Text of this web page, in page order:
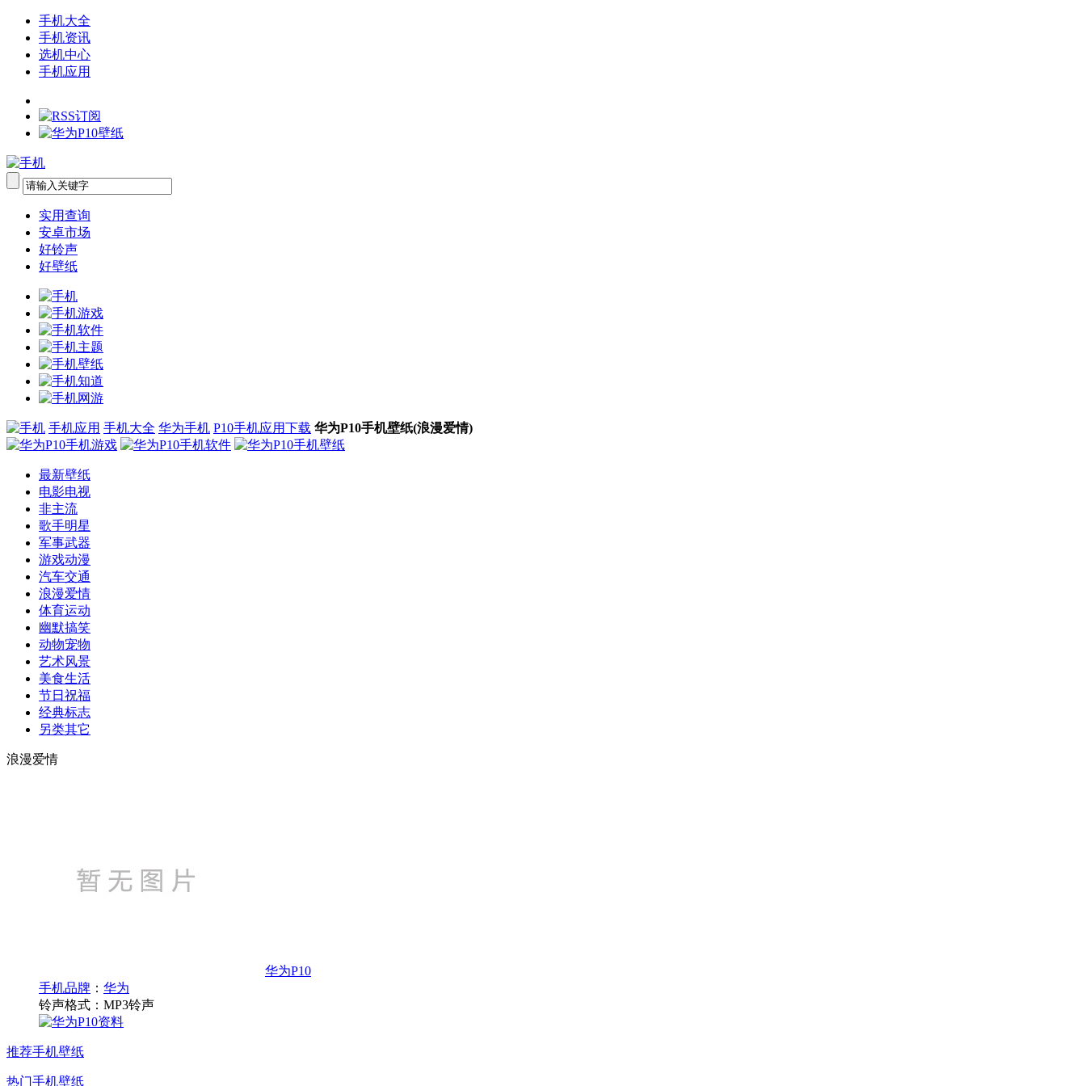
手机大全
手机资讯
选机中心
手机应用
实用查询
安卓市场
好铃声
好壁纸
手机应用 手机大全 华为手机 P10手机应用下载 华为P10手机壁纸(浪漫爱情)
最新壁纸
电影电视
非主流
歌手明星
军事武器
游戏动漫
汽车交通
浪漫爱情
体育运动
幽默搞笑
动物宠物
艺术风景
美食生活
节日祝福
经典标志
另类其它
浪漫爱情
华为P10
手机品牌 ： 华为
铃声格式： MP3铃声
推荐手机壁纸
热门手机壁纸